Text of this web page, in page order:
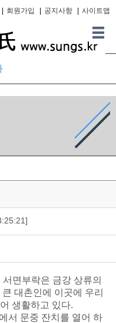
회원가입 공지사항 사이트맵
면부락은 금강 상류의
대촌인에 이곳에 우리
생활하고 있다.
서 문중 잔치를 열어 하